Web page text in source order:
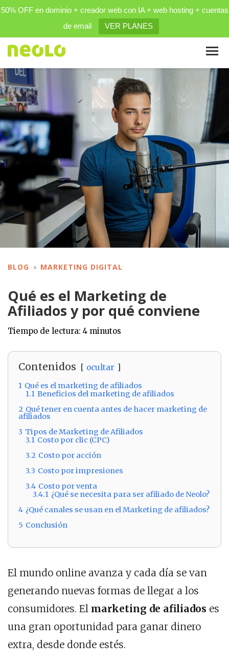
50% OFF en dominio + creador web con IA + web hosting + cuentas
de email
VER PLANES
BLOG MARKETING DIGITAL
Qué es el Marketing de
Afiliados y por qué conviene
Tiempo de lectura: 4 minutos
Contenidos ocultar
1 Qué es el marketing de afiliados
1.1 Beneficios del marketing de afiliados
2 Qué tener en cuenta antes de hacer marketing de
afiliados
3 Tipos de Marketing de Afiliados
3.1 Costo por clic (CPC)
3.2 Costo por acción
3.3 Costo por impresiones
3.4 Costo por venta
3.4.1 ¿Qué se necesita para ser afiliado de Neolo?
4 ¿Qué canales se usan en el Marketing de afiliados?
5 Conclusión
El mundo online avanza y cada día se van
generando nuevas formas de llegar a los
consumidores. El marketing de afiliados es
una gran oportunidad para ganar dinero
extra, desde donde estés.